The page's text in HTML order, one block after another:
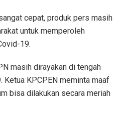
cepat, produk pers masih
untuk memperoleh
19.
masih dirayakan di tengah
Ketua KPCPEN meminta maaf
bisa dilakukan secara meriah